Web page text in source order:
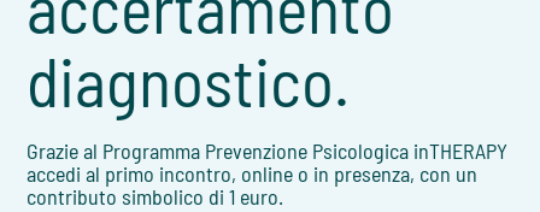
diagnostico.
Grazie al Programma Prevenzione Psicologica inTHERAPY
accedi al primo incontro, online o in presenza, con un
contributo simbolico di 1 euro.